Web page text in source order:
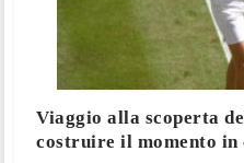
Viaggio alla scoperta
costruire il momento